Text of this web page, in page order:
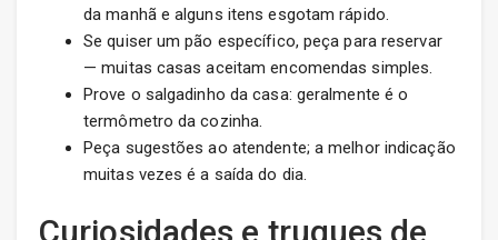
da manhã e alguns itens esgotam rápido.
Se quiser um pão específico, peça para reservar
— muitas casas aceitam encomendas simples.
Prove o salgadinho da casa: geralmente é o
termômetro da cozinha.
Peça sugestões ao atendente; a melhor indicação
muitas vezes é a saída do dia.
Curiosidades e truques de